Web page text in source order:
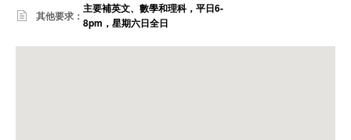
其他要求：
主要補英文、數學和理科，平日6-
8pm，星期六日全日